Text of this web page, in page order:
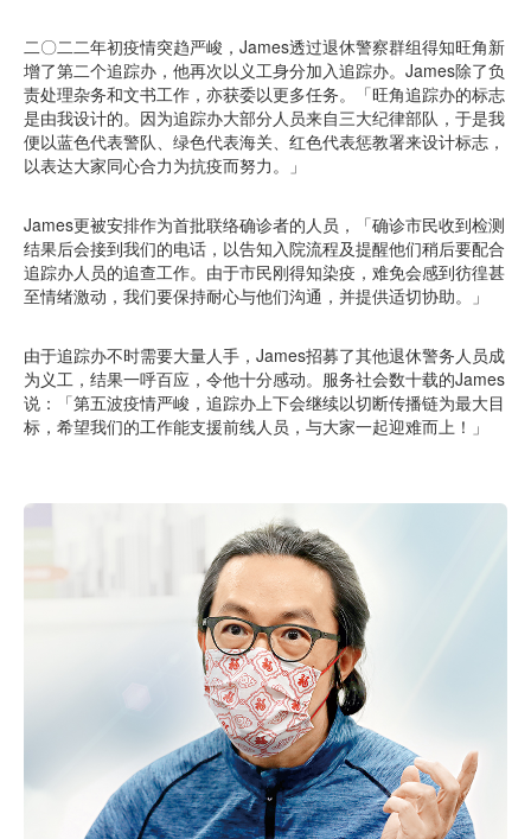
二〇二二年初疫情突趋严峻，James透过退休警察群组得知旺角新
增了第二个追踪办，他再次以义工身分加入追踪办。James除了负
责处理杂务和文书工作，亦获委以更多任务。「旺角追踪办的标志
是由我设计的。因为追踪办大部分人员来自三大纪律部队，于是我
便以蓝色代表警队、绿色代表海关、红色代表惩教署来设计标志，
以表达大家同心合力为抗疫而努力。」
James更被安排作为首批联络确诊者的人员，「确诊市民收到检测
结果后会接到我们的电话，以告知入院流程及提醒他们稍后要配合
追踪办人员的追查工作。由于市民刚得知染疫，难免会感到彷徨甚
至情绪激动，我们要保持耐心与他们沟通，并提供适切协助。」
由于追踪办不时需要大量人手，James招募了其他退休警务人员成
为义工，结果一呼百应，令他十分感动。服务社会数十载的James
说：「第五波疫情严峻，追踪办上下会继续以切断传播链为最大目
标，希望我们的工作能支援前线人员，与大家一起迎难而上！」